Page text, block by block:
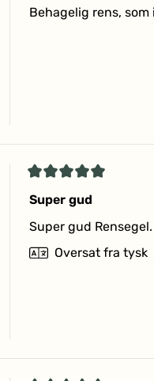
af
5
Behagelig rens,
5
af
5
stjerner
Super gud
Super gud Rensegel.
Oversat fra tysk